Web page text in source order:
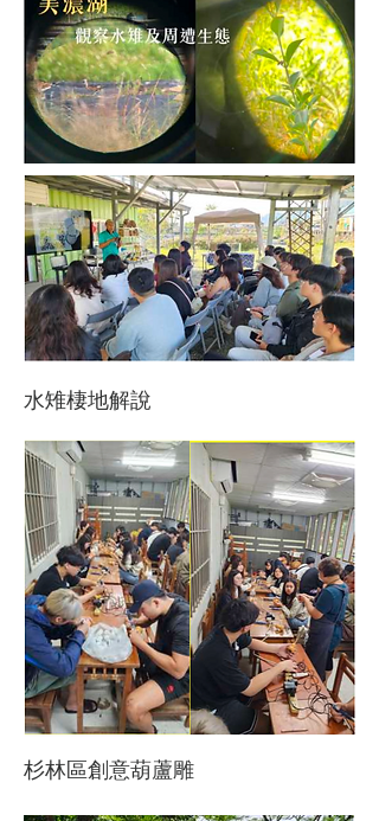
水雉棲地解說
杉林區創意葫蘆雕